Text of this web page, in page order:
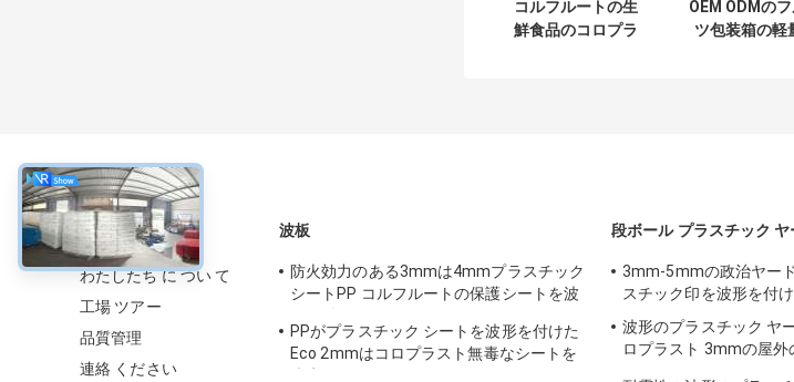
コルフルートの生
鮮食品のコロプラ
OEM ODMの
ツ包装箱の軽
について
わたしたち に つい て
工場 ツアー
品質管理
連絡 ください
波板
防火効力のある3mmは4mmプラスチック
シートPP コルフルートの保護シートを波
PPがプラスチック シートを波形を付けた
Eco 2mmはコロプラスト無毒なシートを
段ボール プラスチック
3mm-5mmの政治ヤー
スチック印を波形を付
波形のプラスチック ヤ
ロプラスト 3mmの屋外